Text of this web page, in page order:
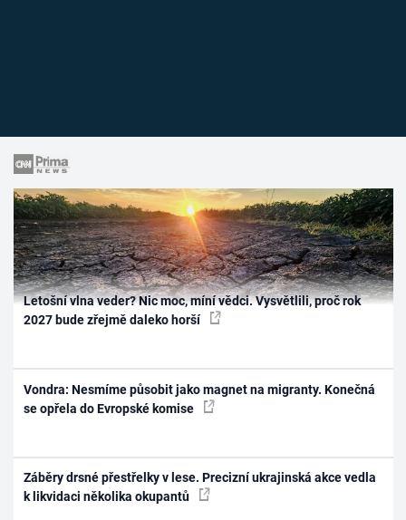
Letošní vlna veder? Nic moc, míní vědci. Vysvětlili, proč rok
2027 bude zřejmě daleko horší
Vondra: Nesmíme působit jako magnet na migranty. Konečná
se opřela do Evropské komise
Záběry drsné přestřelky v lese. Precizní ukrajinská akce vedla
k likvidaci několika okupantů